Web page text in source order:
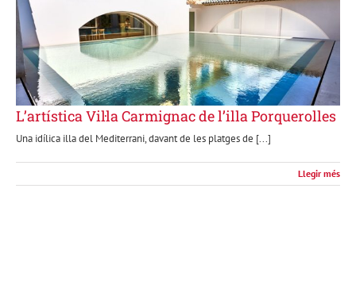
L’artística Vil·la Carmignac de l’illa Porquerolles
Una idílica illa del Mediterrani, davant de les platges de [...]
Llegir més